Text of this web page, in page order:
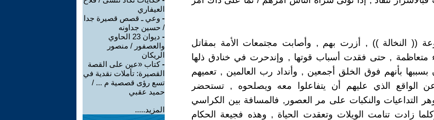
(( النخالة )) , أزرت بهم , وأصابت مجتمعات الأمة بمقاتل
متعاظمة , حتى فقدت أسباب قوتها , وإندحرت في خنادق ذلها
بسببها بأنهم فوق الخلق أجمعين , وأنداد رب العالمين , تعميهم
الواقع الذي عليهم أن يتفاعلوا معه ويصلحوه , تستحضر
التداعيات والنكبات على مر العصور, فالمسافة بين الكراسي
زادت تنامت الويلات وتعقدت الحياة , وهذه فجيعة الحكام
العيفاري
- وعي ـ قصص قصيرة جدا
/ حسين جداونه
-
ديوان 23 الحاوي
والعصفور / منصور
الريكان
-كتاب «عين على القصة
القصيرة: تأملات نقدية في
تسع رؤى قصصية م ... /
حميد عقبي
المزيد.....